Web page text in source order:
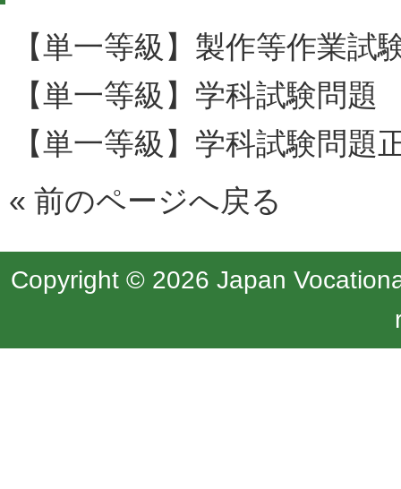
【単一等級】製作等作業試
【単一等級】学科試験問題
【単一等級】学科試験問題
« 前のページへ戻る
Copyright © 2026 Japan